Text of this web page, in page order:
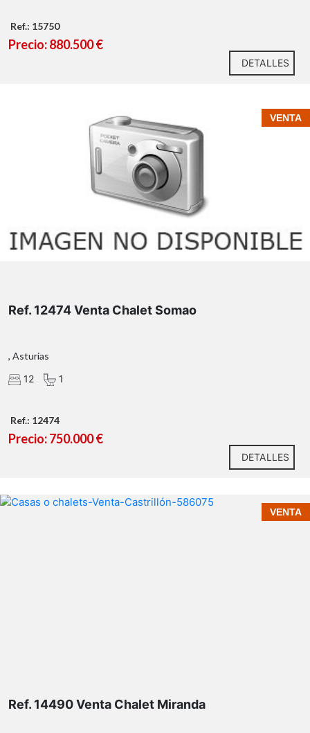
Ref.: 15750
Precio: 880.500 €
DETALLES
VENTA
Ref. 12474 Venta Chalet Somao
, Asturias
12
1
Ref.: 12474
Precio: 750.000 €
DETALLES
VENTA
Ref. 14490 Venta Chalet Miranda